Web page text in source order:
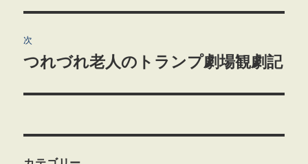
ビ
ゲ
ー
投
稿:
次
次
投
つれづれ老人のトランプ劇場観劇記